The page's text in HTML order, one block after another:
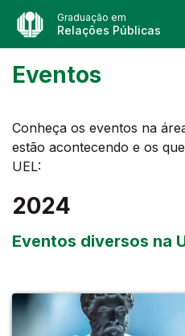
Graduação em
Relações Públicas
Eventos
Conheça os eventos na
estão acontecendo e os
UEL:
2024
Eventos diversos na